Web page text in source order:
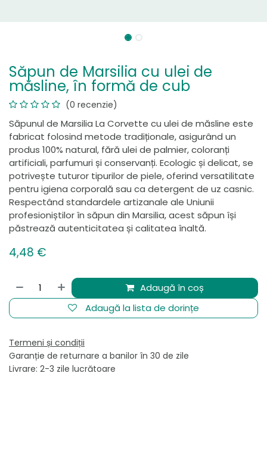
Săpun de Marsilia cu ulei de
măsline, în formă de cub
(0 recenzie)
Săpunul de Marsilia La Corvette cu ulei de măsline este
fabricat folosind metode tradiționale, asigurând un
produs 100% natural, fără ulei de palmier, coloranți
artificiali, parfumuri și conservanți. Ecologic și delicat, se
potrivește tuturor tipurilor de piele, oferind versatilitate
pentru igiena corporală sau ca detergent de uz casnic.
Respectând standardele artizanale ale Uniunii
profesioniștilor în săpun din Marsilia, acest săpun își
păstrează autenticitatea și calitatea înaltă.
4,48 €
Adaugă în coș
Adaugă la lista de dorințe
Termeni și condiții
Garanție de returnare a banilor în 30 de zile
Livrare: 2-3 zile lucrătoare